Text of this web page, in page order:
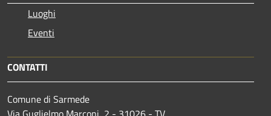
Luoghi
Eventi
CONTATTI
Comune di Sarmede